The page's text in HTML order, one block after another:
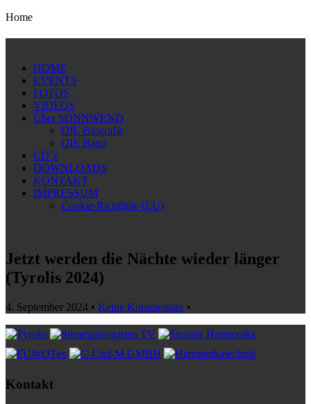
Home
HOME
EVENTS
FOTOS
VIDEOS
Über SONNWEND
DIE Biografie
DIE Band
CD´s
DOWNLOADS
KONTAKT
IMPRESSUM
Cookie-Richtlinie (EU)
Jetzt werden die Nächte wieder länger
(Tyrolis 2024)
4. September 2024 • Keine Kommentare •
Kontakt